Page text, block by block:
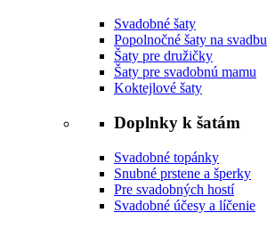
Svadobné šaty
Popolnočné šaty na svadbu
Šaty pre družičky
Šaty pre svadobnú mamu
Koktejlové šaty
Doplnky k šatám
Svadobné topánky
Snubné prstene a šperky
Pre svadobných hostí
Svadobné účesy a líčenie